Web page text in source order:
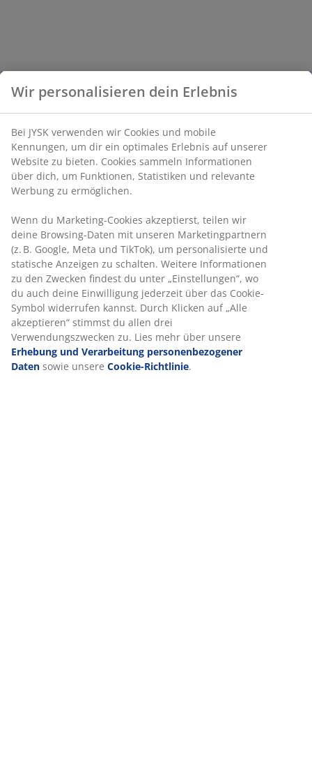
Wir personalisieren dein Erlebnis
Bei JYSK verwenden wir Cookies und mobile
Kennungen, um dir ein optimales Erlebnis auf unserer
Website zu bieten. Cookies sammeln Informationen
über dich, um Funktionen, Statistiken und relevante
Werbung zu ermöglichen.
Wenn du Marketing-Cookies akzeptierst, teilen wir
deine Browsing-Daten mit unseren Marketingpartnern
(z. B. Google, Meta und TikTok), um personalisierte und
statische Anzeigen zu schalten. Weitere Informationen
zu den Zwecken findest du unter „Einstellungen“, wo
du auch deine Einwilligung jederzeit über das Cookie-
Symbol widerrufen kannst. Durch Klicken auf „Alle
akzeptieren“ stimmst du allen drei
Verwendungszwecken zu. Lies mehr über unsere
Erhebung und Verarbeitung personenbezogener
Daten sowie unsere Cookie-Richtlinie.